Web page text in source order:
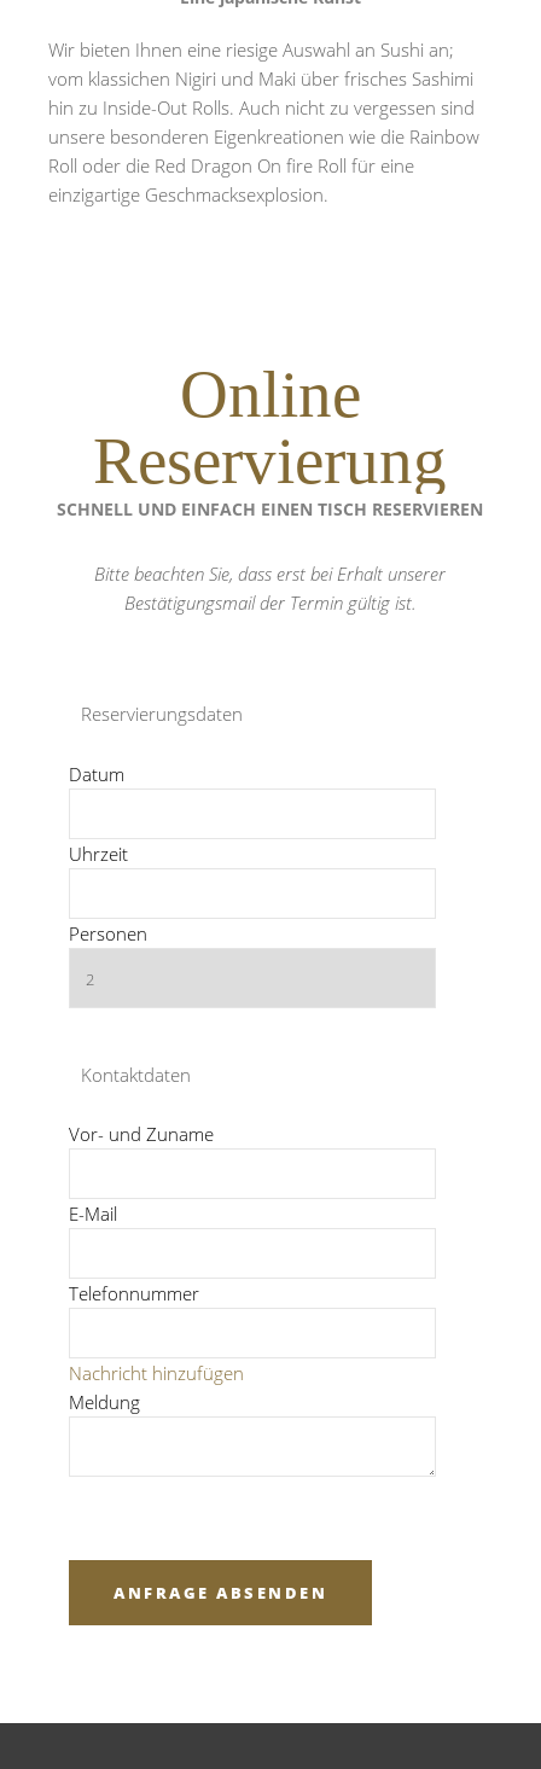
Wir bieten Ihnen eine riesige Auswahl an Sushi an;
vom klassichen Nigiri und Maki über frisches Sashimi
hin zu Inside-Out Rolls. Auch nicht zu vergessen sind
unsere besonderen Eigenkreationen wie die Rainbow
Roll oder die Red Dragon On fire Roll für eine
einzigartige Geschmacksexplosion.
Online
Reservierung
SCHNELL UND EINFACH EINEN TISCH RESERVIEREN
Bitte beachten Sie, dass erst bei Erhalt unserer
Bestätigungsmail der Termin gültig ist.
Reservierungsdaten
Datum
Uhrzeit
Personen
Kontaktdaten
Vor- und Zuname
E-Mail
Telefonnummer
Nachricht hinzufügen
Meldung
ANFRAGE ABSENDEN